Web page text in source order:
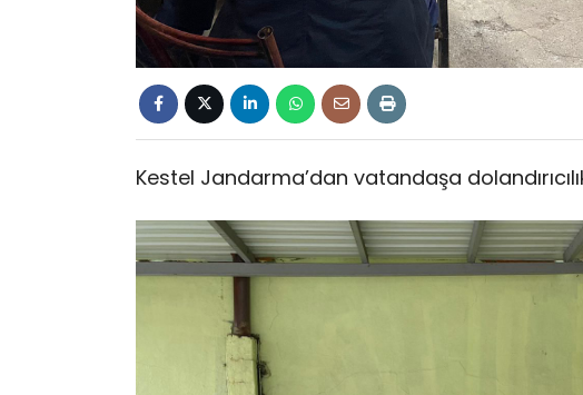
Kestel Jandarma’dan vatandaşa